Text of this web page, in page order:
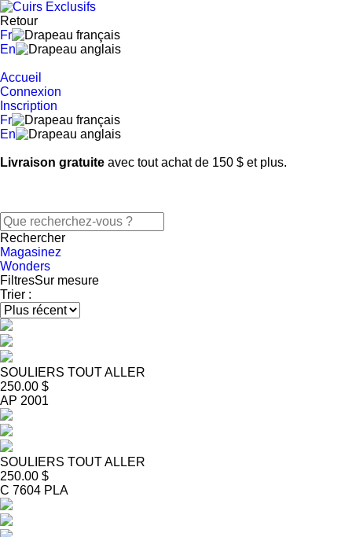
Retour
Fr
En
Accueil
Connexion
Inscription
Fr
En
Livraison gratuite avec tout achat de 150 $ et plus.
Rechercher
Magasinez
Wonders
FiltresSur mesure
Trier :
SOULIERS TOUT ALLER
250.00 $
AP 2001
SOULIERS TOUT ALLER
250.00 $
C 7604 PLA